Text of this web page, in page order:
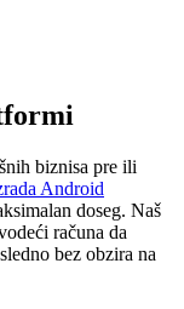
biznisa pre ili
Android
doseg. Naš
računa da
bez obzira na